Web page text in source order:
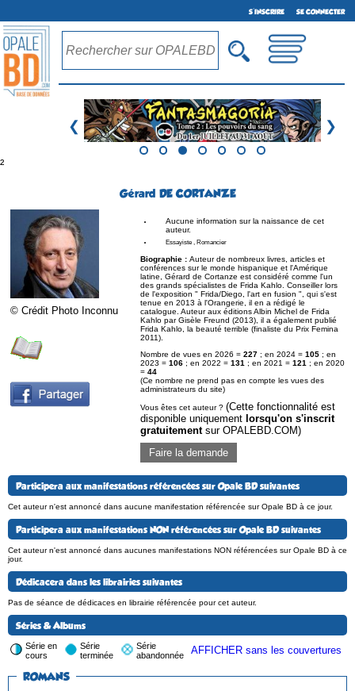
S'INSCRIRE SE CONNECTER
❮ ❯
²
Gérard DE CORTANZE
© Crédit Photo Inconnu
Aucune information sur la naissance de cet
auteur.
Essayiste , Romancier
Biographie : Auteur de nombreux livres, articles et
conférences sur le monde hispanique et l'Amérique
latine, Gérard de Cortanze est considéré comme l'un
des grands spécialistes de Frida Kahlo. Conseiller lors
de l'exposition " Frida/Diego, l'art en fusion ", qui s'est
tenue en 2013 à l'Orangerie, il en a rédigé le
catalogue. Auteur aux éditions Albin Michel de Frida
Kahlo par Gisèle Freund (2013), il a également publié
Frida Kahlo, la beauté terrible (finaliste du Prix Femina
2011).
Nombre de vues en 2026 = 227 ; en 2024 = 105 ; en
2023 = 106 ; en 2022 = 131 ; en 2021 = 121 ; en 2020
= 44
(Ce nombre ne prend pas en compte les vues des
administrateurs du site)
Vous êtes cet auteur ? (Cette fonctionnalité est
disponible uniquement lorsqu'on s'inscrit
gratuitementsur OPALEBD.COM)
Faire la demande
Participera aux manifestations référencées sur Opale BD suivantes
Cet auteur n'est annoncé dans aucune manifestation référencée sur Opale BD à ce jour.
Participera aux manifestations NON référencées sur Opale BD suivantes
Cet auteur n'est annoncé dans aucunes manifestations NON référencées sur Opale BD à ce
jour.
Dédicacera dans les librairies suivantes
Pas de séance de dédicaces en librairie référencée pour cet auteur.
Séries & Albums
Série en
cours
Série
terminée
Série
abandonnée
AFFICHER sans les couvertures
ROMANS